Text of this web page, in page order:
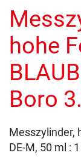
Bildergalerie
springen
hohe
Boro
Messzylinder,
DE-M, 50 ml :